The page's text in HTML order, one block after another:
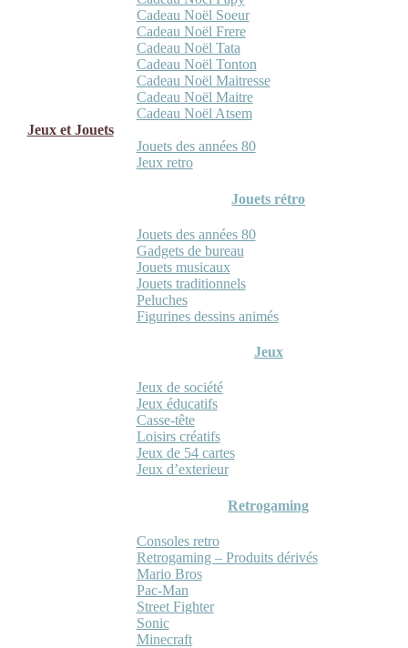
Cadeau Noël Soeur
Cadeau Noël Frere
Cadeau Noël Tata
Cadeau Noël Tonton
Cadeau Noël Maitresse
Cadeau Noël Maitre
Cadeau Noël Atsem
Jeux et Jouets
Jouets des années 80
Jeux retro
Jouets rétro
Jouets des années 80
Gadgets de bureau
Jouets musicaux
Jouets traditionnels
Peluches
Figurines dessins animés
Jeux
Jeux de société
Jeux éducatifs
Casse-tête
Loisirs créatifs
Jeux de 54 cartes
Jeux d’exterieur
Retrogaming
Consoles retro
Retrogaming – Produits dérivés
Mario Bros
Pac-Man
Street Fighter
Sonic
Minecraft